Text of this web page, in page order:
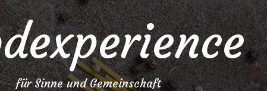
für Sinne und Gemeinschaft